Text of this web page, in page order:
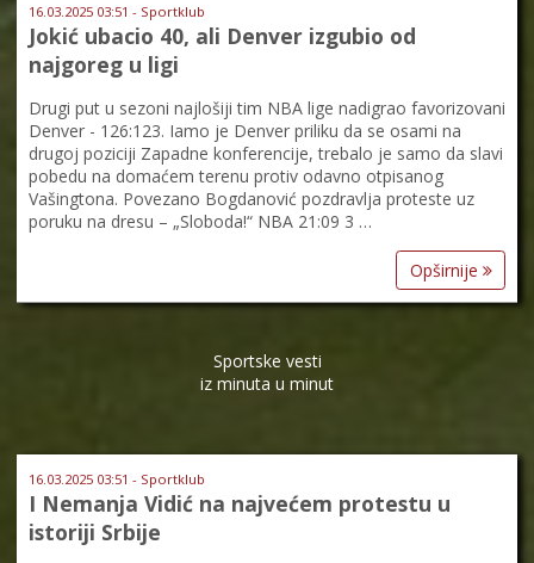
16.03.2025 03:51 - Sportklub
Jokić ubacio 40, ali Denver izgubio od
najgoreg u ligi
Drugi put u sezoni najlošiji tim NBA lige nadigrao favorizovani
Denver - 126:123. Iamo je Denver priliku da se osami na
drugoj poziciji Zapadne konferencije, trebalo je samo da slavi
pobedu na domaćem terenu protiv odavno otpisanog
Vašingtona. Povezano Bogdanović pozdravlja proteste uz
poruku na dresu – „Sloboda!“ NBA 21:09 3 …
Opširnije
Sportske vesti
iz minuta u minut
16.03.2025 03:51 - Sportklub
I Nemanja Vidić na najvećem protestu u
istoriji Srbije